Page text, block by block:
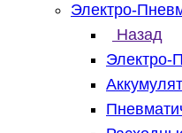
Электро-
Назад
Электро-